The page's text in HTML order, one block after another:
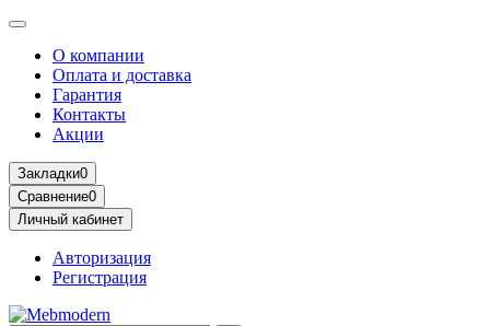
О компании
Оплата и доставка
Гарантия
Контакты
Акции
Закладки0
Сравнение0
Личный кабинет
Авторизация
Регистрация